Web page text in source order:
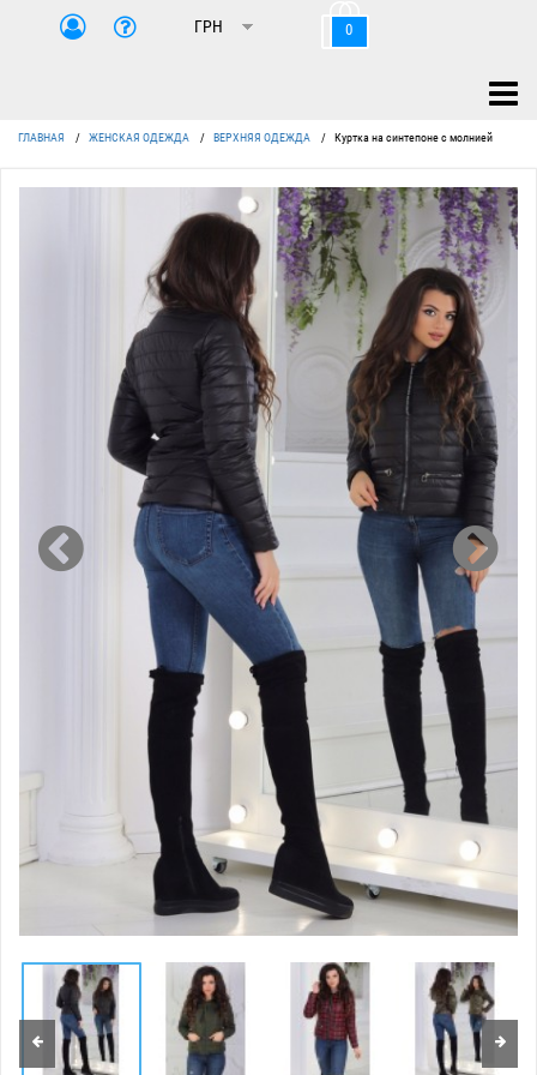
0
ГЛАВНАЯ / ЖЕНСКАЯ ОДЕЖДА / ВЕРХНЯЯ ОДЕЖДА / Куртка на синтепоне с молнией